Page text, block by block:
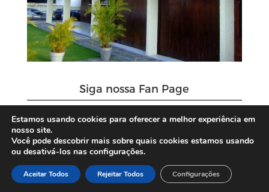
Siga nossa Fan Page
Estamos usando cookies para oferecer a melhor experiência em
nosso site.
Você pode descobrir mais sobre quais cookies estamos usando
ou desativá-los nas configurações.
Aceitar Todos Rejeitar Todos Configurações